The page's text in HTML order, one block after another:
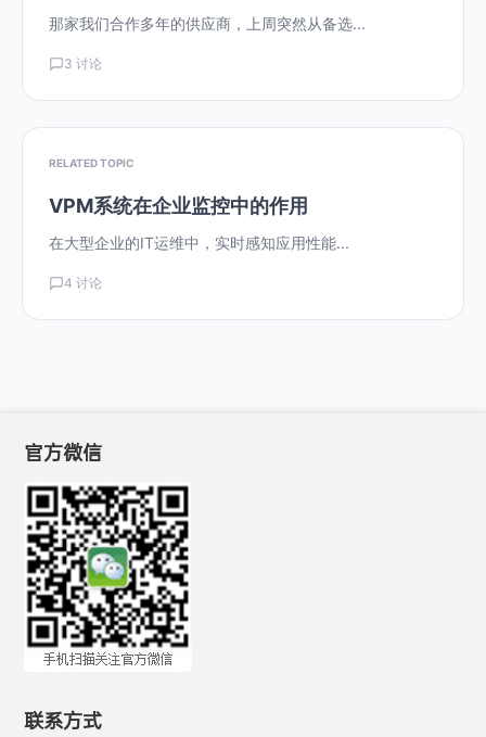
那家我们合作多年的供应商，上周突然从备选...
3 讨论
RELATED TOPIC
VPM系统在企业监控中的作用
在大型企业的IT运维中，实时感知应用性能...
4 讨论
官方微信
联系方式